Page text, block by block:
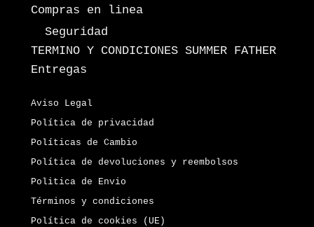
Compras en linea
Seguridad
TERMINO Y CONDICIONES SUMMER FATHER
Entregas
Aviso Legal
Política de privacidad
Políticas de Cambio
Política de devoluciones y reembolsos
Politica de Envio
Términos y condiciones
Política de cookies (UE)